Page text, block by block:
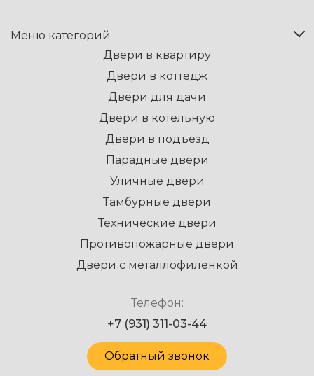
Меню категорий
Двери в квартиру
Двери в коттедж
Двери для дачи
Двери в котельную
Двери в подъезд
Парадные двери
Уличные двери
Тамбурные двери
Технические двери
Противопожарные двери
Двери с металлофиленкой
Телефон:
+7 (931) 311-03-44
Обратный звонок